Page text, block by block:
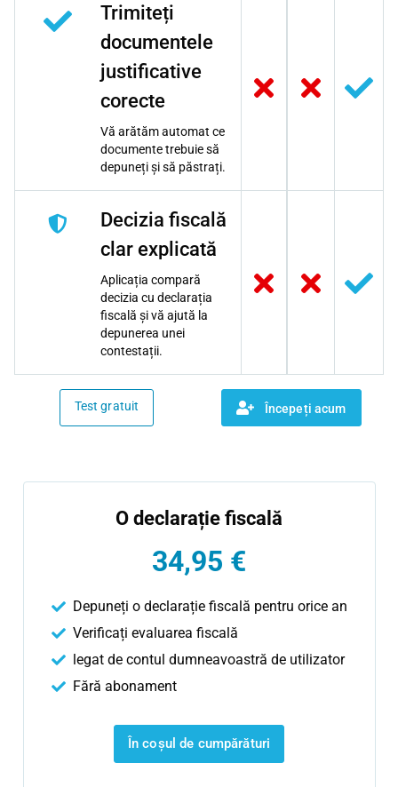
Trimiteți
documentele
justificative
corecte
Vă arătăm automat ce
documente trebuie să
depuneți și să păstrați.
Decizia fiscală
clar explicată
Aplicația compară
decizia cu declarația
fiscală și vă ajută la
depunerea unei
contestații.
Test gratuit Începeți acum
O declarație fiscală
34,95 €
Depuneți o declarație fiscală pentru orice an
Verificați evaluarea fiscală
legat de contul dumneavoastră de utilizator
Fără abonament
În coșul de cumpărături